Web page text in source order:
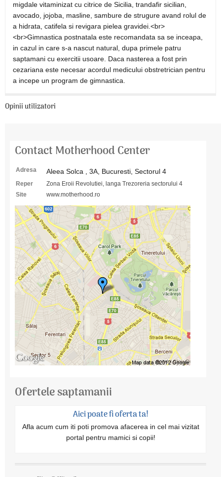
migdale vitaminizat cu citrice de Sicilia, trandafir sicilian,
avocado, jojoba, masline, sambure de strugure avand rolul de
a hidrata, catifela si revigara pielea gravidei.<br>
<br>Gimnastica postnatala este recomandata sa se inceapa,
in cazul in care s-a nascut natural, dupa primele patru
saptamani cu exercitii usoare. Daca nasterea a fost prin
cezariana este necesar acordul medicului obstretrician pentru
a incepe un program de gimnastica.
Opinii utilizatori
Contact Motherhood Center
Adresa Aleea Solca , 3A, Bucuresti, Sectorul 4
Reper
Zona Eroii Revolutiei, langa Trezoreria sectorului 4
Site
www.motherhood.ro
Ofertele saptamanii
Aici poate fi oferta ta!
Afla acum cum iti poti promova afacerea in cel mai vizitat
portal pentru mamici si copii!